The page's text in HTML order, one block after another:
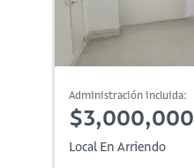
Administración incluida:
$3,000,000
Local En Arriendo